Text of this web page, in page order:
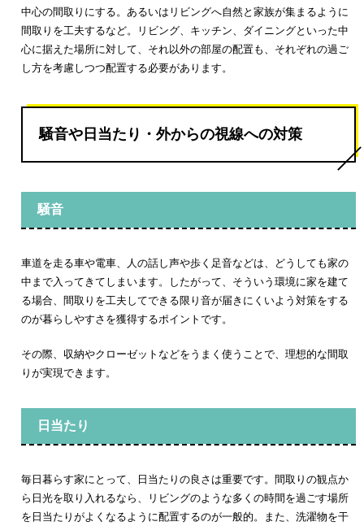
中心の間取りにする。あるいはリビングへ自然と家族が集まるように
間取りを工夫するなど。リビング、キッチン、ダイニングといった中
心に据えた場所に対して、それ以外の部屋の配置も、それぞれの過ご
し方を考慮しつつ配置する必要があります。
騒音や日当たり・外からの視線への対策
騒音
車道を走る車や電車、人の話し声や歩く足音などは、どうしても家の
中まで入ってきてしまいます。したがって、そういう環境に家を建て
る場合、間取りを工夫してできる限り音が届きにくいよう対策をする
のが暮らしやすさを獲得するポイントです。
その際、収納やクローゼットなどをうまく使うことで、理想的な間取
りが実現できます。
日当たり
毎日暮らす家にとって、日当たりの良さは重要です。間取りの観点か
ら日光を取り入れるなら、リビングのような多くの時間を過ごす場所
を日当たりがよくなるように配置するのが一般的。また、洗濯物を干